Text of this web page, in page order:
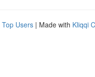
Top Users | Made with Kliqqi